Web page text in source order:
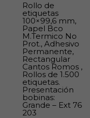
Rollo de
etiquetas
100×99,6 mm,
Papel Bco
M.Termico No
Prot., Adhesivo
Permanente,
Rectangular
Cantos Romos ,
Rollos de 1.500
etiquetas.
Presentación
bobinas:
Grande – Ext 76
203